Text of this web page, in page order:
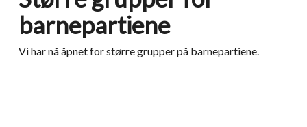
barnepartiene
Vi har nå åpnet for større grupper på barnepartiene.